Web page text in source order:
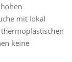
mit lokal
keine